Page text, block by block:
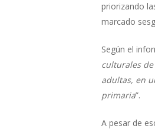
priorizando
marcado
Según el
culturales
adultas, en
primaria”.
A pesar de